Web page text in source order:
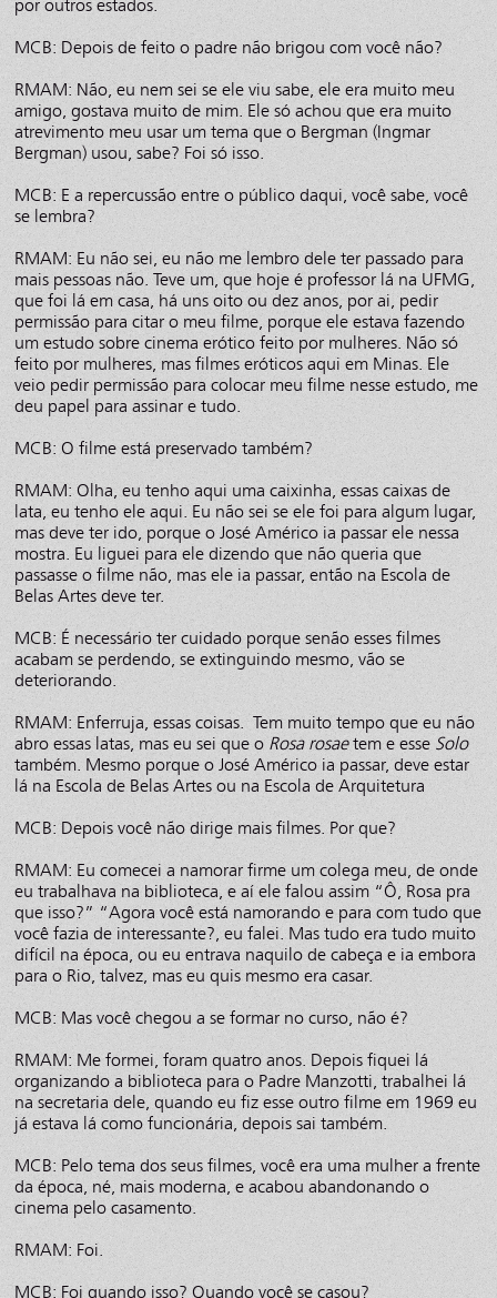
por outros estados.
MCB: Depois de feito o padre não brigou com você não?
RMAM: Não, eu nem sei se ele viu sabe, ele era muito meu
amigo, gostava muito de mim. Ele só achou que era muito
atrevimento meu usar um tema que o Bergman (Ingmar
Bergman) usou, sabe? Foi só isso.
MCB: E a repercussão entre o público daqui, você sabe, você
se lembra?
RMAM: Eu não sei, eu não me lembro dele ter passado para
mais pessoas não. Teve um, que hoje é professor lá na UFMG,
que foi lá em casa, há uns oito ou dez anos, por ai, pedir
permissão para citar o meu filme, porque ele estava fazendo
um estudo sobre cinema erótico feito por mulheres. Não só
feito por mulheres, mas filmes eróticos aqui em Minas. Ele
veio pedir permissão para colocar meu filme nesse estudo, me
deu papel para assinar e tudo.
MCB: O filme está preservado também?
RMAM: Olha, eu tenho aqui uma caixinha, essas caixas de
lata, eu tenho ele aqui. Eu não sei se ele foi para algum lugar,
mas deve ter ido, porque o José Américo ia passar ele nessa
mostra. Eu liguei para ele dizendo que não queria que
passasse o filme não, mas ele ia passar, então na Escola de
Belas Artes deve ter.
MCB: É necessário ter cuidado porque senão esses filmes
acabam se perdendo, se extinguindo mesmo, vão se
deteriorando.
RMAM: Enferruja, essas coisas. Tem muito tempo que eu não
abro essas latas, mas eu sei que o Rosa rosaetem e esse Solo
também. Mesmo porque o José Américo ia passar, deve estar
lá na Escola de Belas Artes ou na Escola de Arquitetura
MCB: Depois você não dirige mais filmes. Por que?
RMAM: Eu comecei a namorar firme um colega meu, de onde
eu trabalhava na biblioteca, e aí ele falou assim “Ô, Rosa pra
que isso?” “Agora você está namorando e para com tudo que
você fazia de interessante?, eu falei. Mas tudo era tudo muito
difícil na época, ou eu entrava naquilo de cabeça e ia embora
para o Rio, talvez, mas eu quis mesmo era casar.
MCB: Mas você chegou a se formar no curso, não é?
RMAM: Me formei, foram quatro anos. Depois fiquei lá
organizando a biblioteca para o Padre Manzotti, trabalhei lá
na secretaria dele, quando eu fiz esse outro filme em 1969 eu
já estava lá como funcionária, depois sai também.
MCB: Pelo tema dos seus filmes, você era uma mulher a frente
da época, né, mais moderna, e acabou abandonando o
cinema pelo casamento.
RMAM: Foi.
MCB: Foi quando isso? Quando você se casou?